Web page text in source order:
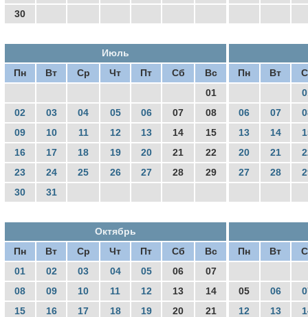
30
Июль
Пн
Вт Ср Чт Пт Сб
Вс
01
02
03 04 05 06 07
08
09
10 11 12 13 14
15
16
17 18 19 20 21
22
23
24 25 26 27 28
29
30
31
Пн Вт
06
07
13
14
20
21
27
28
Октябрь
Пн
Вт Ср Чт Пт Сб
Вс
01
02 03 04 05 06
07
08
09 10 11 12 13
14
15
16 17 18 19 20
21
Пн Вт
05 06
12
13